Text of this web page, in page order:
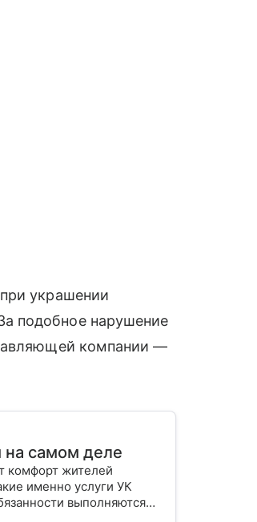
украшении
подобное нарушение
компании —
на самом деле
комфорт жителей
именно услуги УК
выполняются